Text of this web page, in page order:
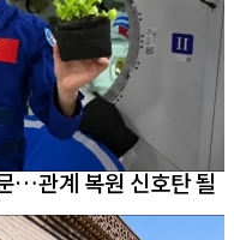
…관계 복원 신호탄 될